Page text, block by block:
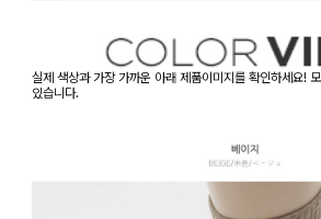
실제 색상과 가장 가까운 아래 제품이미지를 확인하세요!
있습니다.